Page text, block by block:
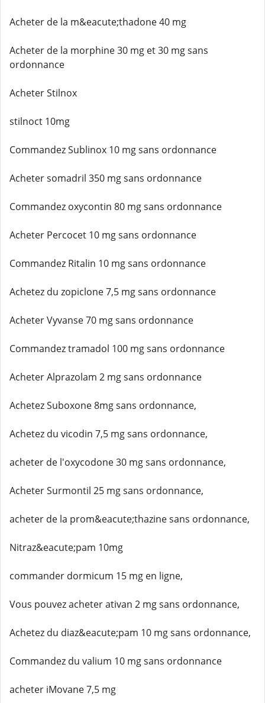
Acheter de la m&eacute;thadone 40 mg
Acheter de la morphine 30 mg et 30 mg sans
ordonnance
Acheter Stilnox
stilnoct 10mg
Commandez Sublinox 10 mg sans ordonnance
Acheter somadril 350 mg sans ordonnance
Commandez oxycontin 80 mg sans ordonnance
Acheter Percocet 10 mg sans ordonnance
Commandez Ritalin 10 mg sans ordonnance
Achetez du zopiclone 7,5 mg sans ordonnance
Acheter Vyvanse 70 mg sans ordonnance
Commandez tramadol 100 mg sans ordonnance
Acheter Alprazolam 2 mg sans ordonnance
Achetez Suboxone 8mg sans ordonnance,
Achetez du vicodin 7,5 mg sans ordonnance,
acheter de l'oxycodone 30 mg sans ordonnance,
Acheter Surmontil 25 mg sans ordonnance,
acheter de la prom&eacute;thazine sans ordonnance,
Nitraz&eacute;pam 10mg
commander dormicum 15 mg en ligne,
Vous pouvez acheter ativan 2 mg sans ordonnance,
Achetez du diaz&eacute;pam 10 mg sans ordonnance,
Commandez du valium 10 mg sans ordonnance
acheter iMovane 7,5 mg